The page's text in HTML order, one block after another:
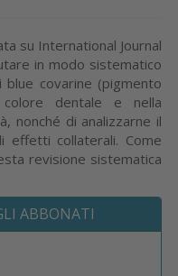
su International Journal
in modo sistematico
blue covarine (pigmento
dentale e nella
nonché di analizzarne il
effetti collaterali. Come
revisione sistematica
ABBONATI